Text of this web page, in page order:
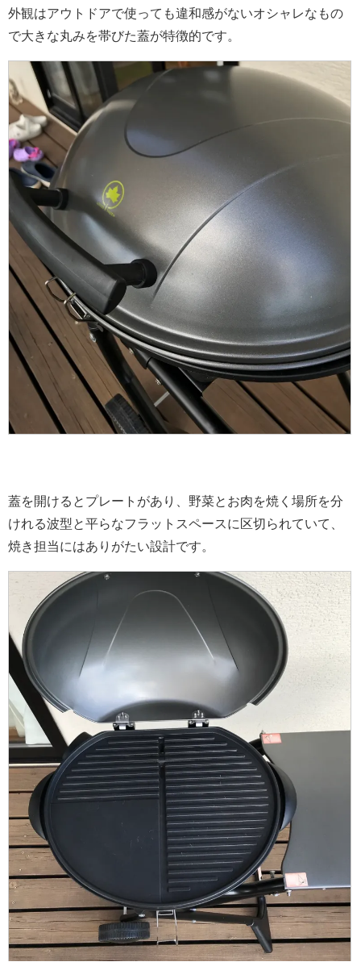
外観はアウトドアで使っても違和感がないオシャレなもの
で大きな丸みを帯びた蓋が特徴的です。
蓋を開けるとプレートがあり、野菜とお肉を焼く場所を分
けれる波型と平らなフラットスペースに区切られていて、
焼き担当にはありがたい設計です。